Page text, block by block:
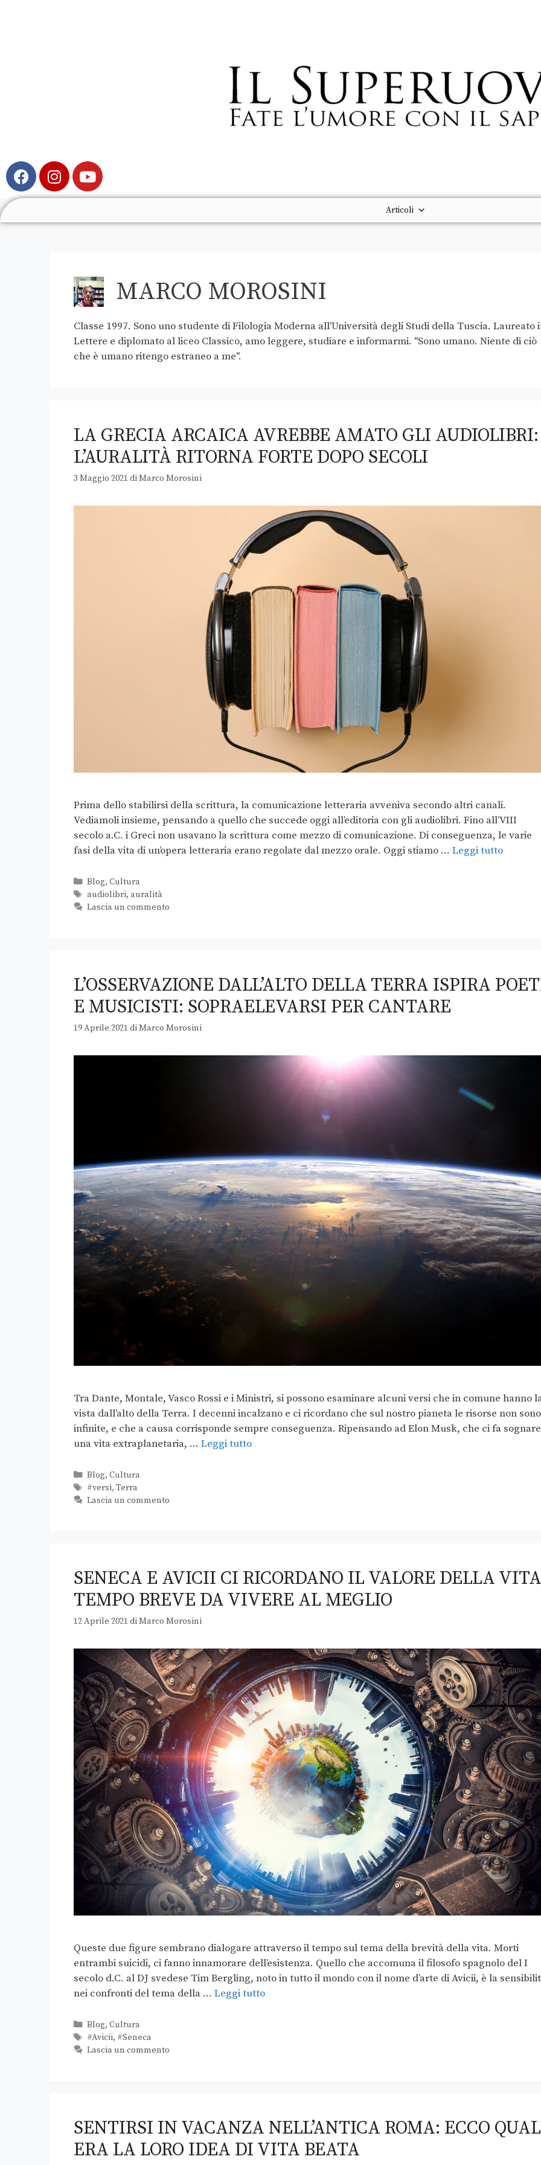
Articoli
MARCO MOROSINI
Classe 1997. Sono uno studente di Filologia Moderna all'Università degli Studi della Tuscia. Laureato
Lettere e diplomato al liceo Classico, amo leggere, studiare e informarmi. "Sono umano. Niente di ciò
che è umano ritengo estraneo a me".
LA GRECIA ARCAICA AVREBBE AMATO GLI AUDIOLIBRI:
L’AURALITÀ RITORNA FORTE DOPO SECOLI
3 Maggio 2021 diMarco Morosini
Prima dello stabilirsi della scrittura, la comunicazione letteraria avveniva secondo altri canali.
Vediamoli insieme, pensando a quello che succede oggi all’editoria con gli audiolibri. Fino all’VIII
secolo a.C. i Greci non usavano la scrittura come mezzo di comunicazione. Di conseguenza, le varie
fasi della vita di un’opera letteraria erano regolate dal mezzo orale. Oggi stiamo … Leggi tutto
Blog, Cultura
audiolibri, auralità
Lascia un commento
L’OSSERVAZIONE DALL’ALTO DELLA TERRA ISPIRA
E MUSICISTI: SOPRAELEVARSI PER CANTARE
19 Aprile 2021 diMarco Morosini
Tra Dante, Montale, Vasco Rossi e i Ministri, si possono esaminare alcuni versi che in comune hanno
vista dall’alto della Terra. I decenni incalzano e ci ricordano che sul nostro pianeta le risorse non sono
infinite, e che a causa corrisponde sempre conseguenza. Ripensando ad Elon Musk, che ci fa sognare
una vita extraplanetaria, … Leggi tutto
Blog, Cultura
#versi, Terra
Lascia un commento
SENECA E AVICII CI RICORDANO IL VALORE DELLA
TEMPO BREVE DA VIVERE AL MEGLIO
12 Aprile 2021 diMarco Morosini
Queste due figure sembrano dialogare attraverso il tempo sul tema della brevità della vita. Morti
entrambi suicidi, ci fanno innamorare dell’esistenza. Quello che accomuna il filosofo spagnolo del I
secolo d.C. al DJ svedese Tim Bergling, noto in tutto il mondo con il nome d’arte di Avicii, è la
nei confronti del tema della … Leggi tutto
Blog, Cultura
#Avicii, #Seneca
Lascia un commento
SENTIRSI IN VACANZA NELL’ANTICA ROMA: ECCO QUAL
ERA LA LORO IDEA DI VITA BEATA